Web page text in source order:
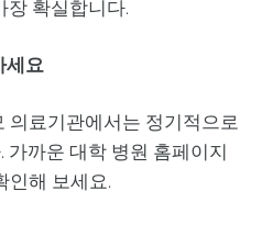
장 확실합니다.
세요
의료기관에서는 정기적으로
까운 대학 병원 홈페이지
인해 보세요.